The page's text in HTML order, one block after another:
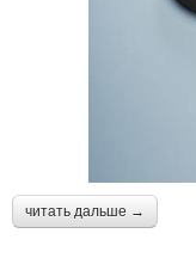
читать дальше →